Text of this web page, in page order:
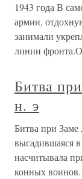
1943 года В
армии,
занимали
линии
Битва
н. э
Битва при Заме
высадившаяся
насчитывала
конных воинов.